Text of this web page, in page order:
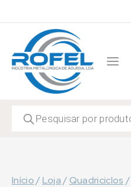
to
content
search
Início/Loja /Quadriciclos /